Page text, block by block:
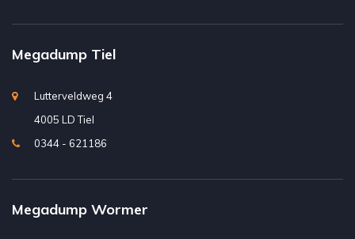
Megadump Tiel
Lutterveldweg 4
4005 LD Tiel
0344 - 621186
Megadump Wormer